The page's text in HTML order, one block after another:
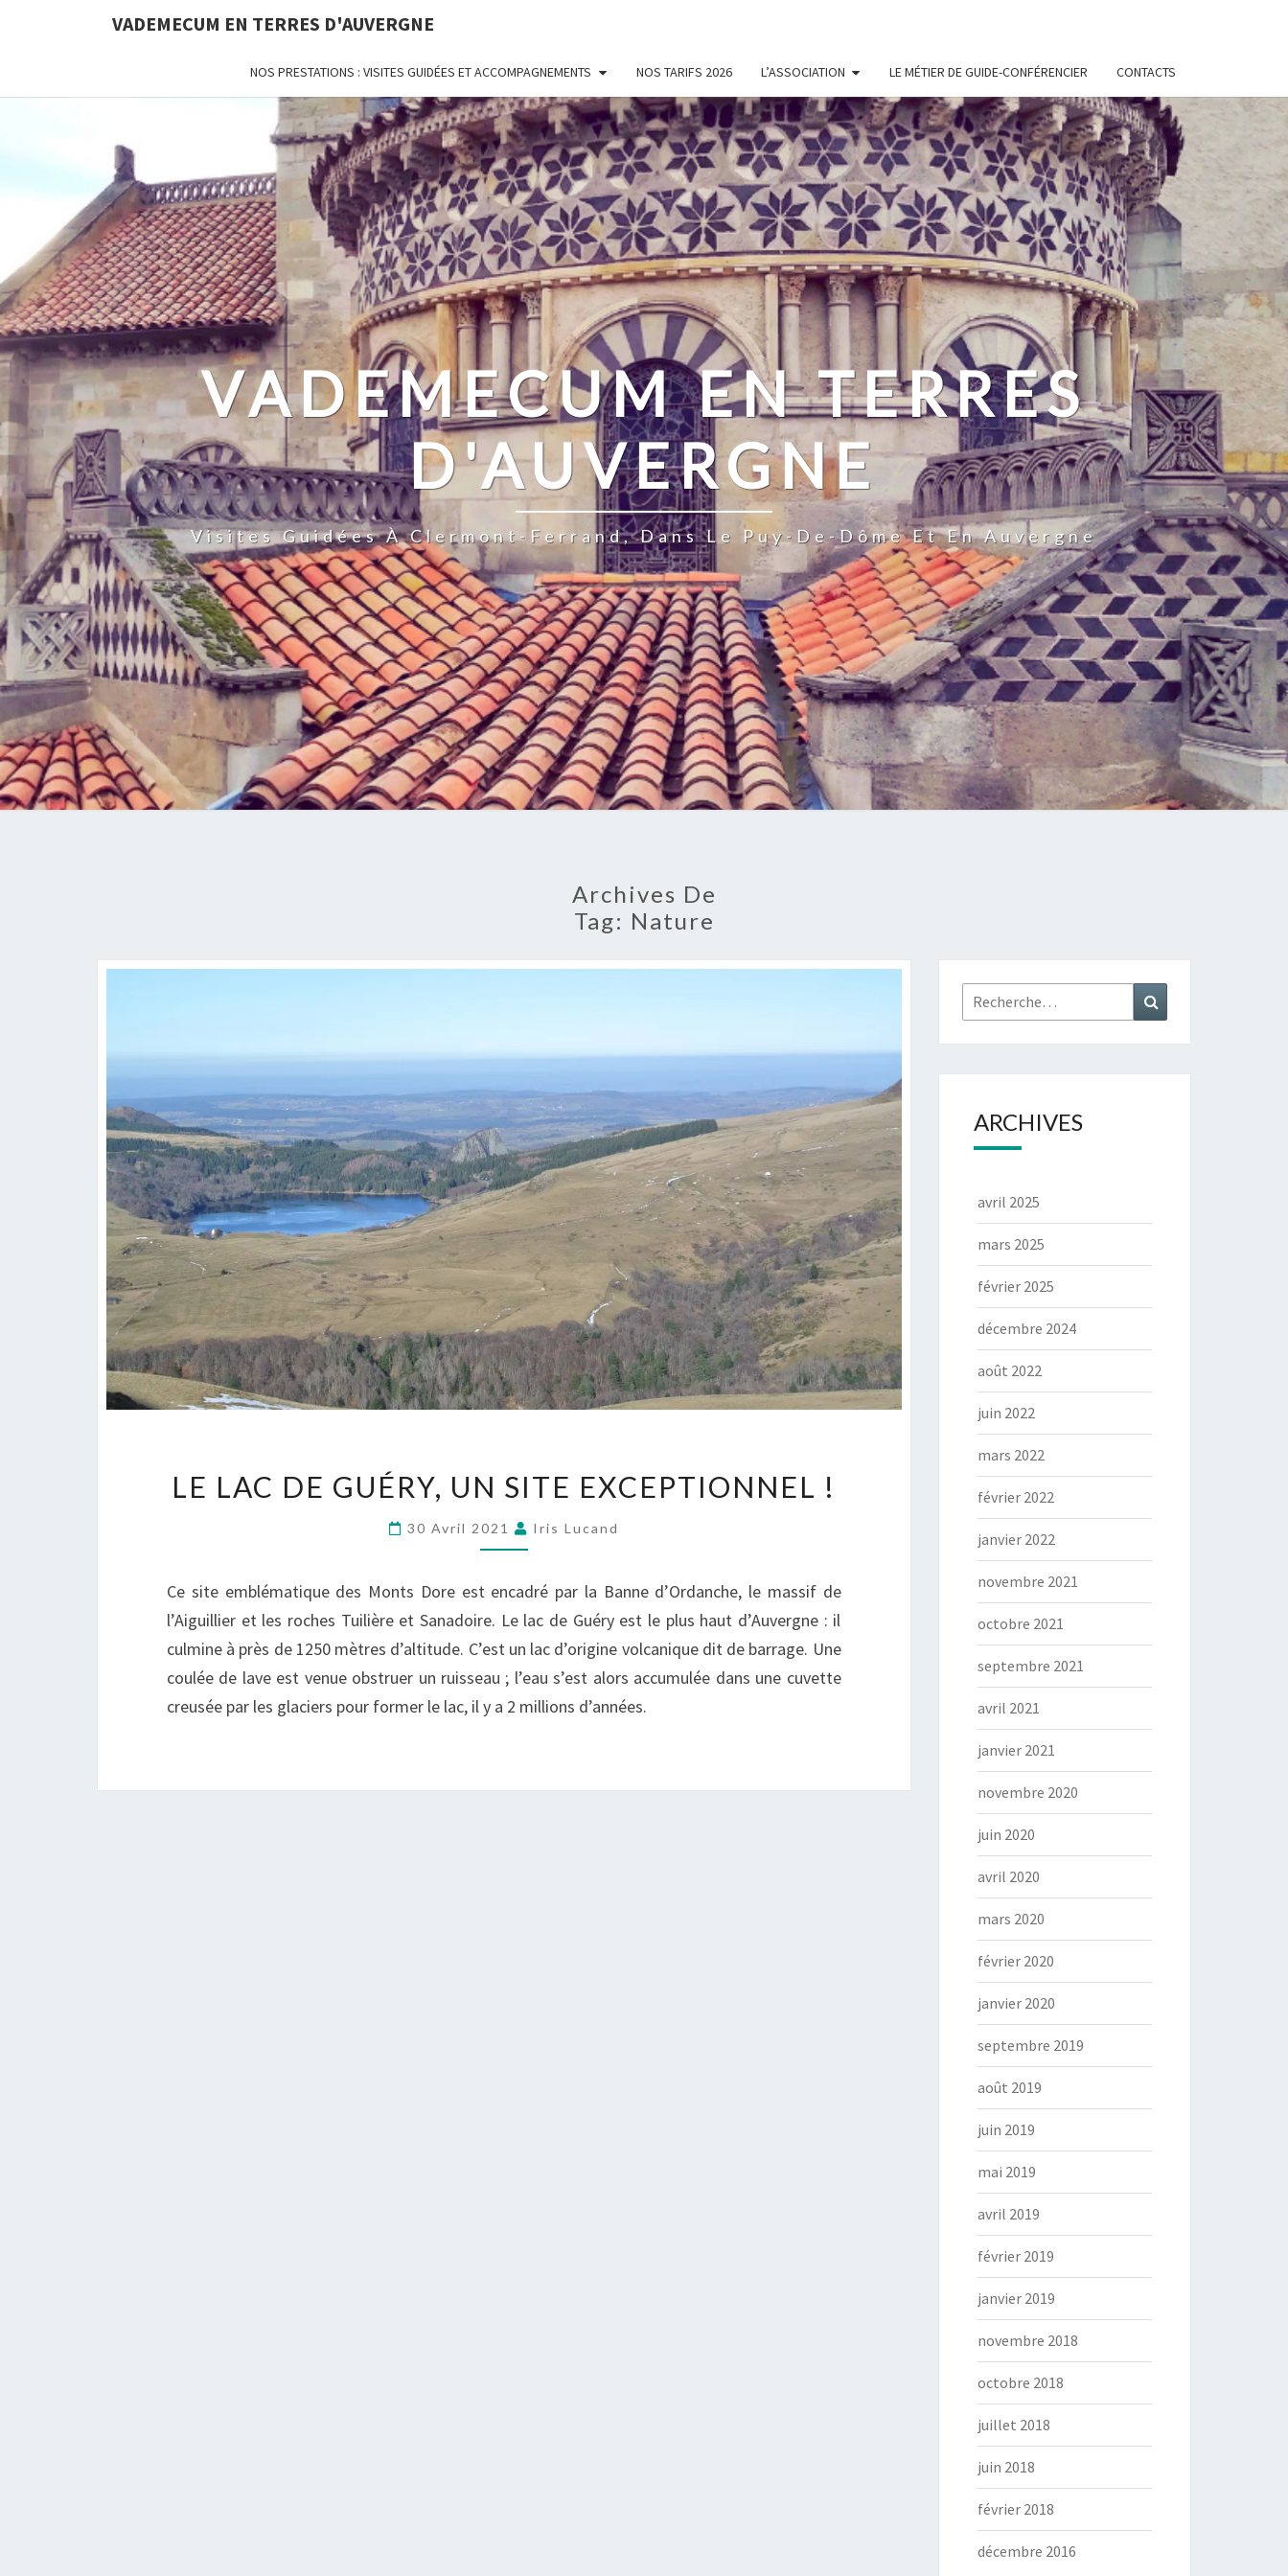
VADEMECUM EN TERRES D'AUVERGNE
NOS PRESTATIONS : VISITES GUIDÉES ET ACCOMPAGNEMENTS NOS TARIFS 2026 L’ASSOCIATION LE MÉTIER DE GUIDE-CONFÉRENCIER CONTACTS
VADEMECUM EN TERRES
D'AUVERGNE
Visites Guidées À Clermont-Ferrand, Dans Le Puy-De-Dôme Et En Auvergne
Archives De
Tag: Nature
LE LAC DE GUÉRY, UN SITE EXCEPTIONNEL !
30 Avril 2021 Iris Lucand
Ce site emblématique des Monts Dore est encadré par la Banne d’Ordanche, le massif de
l’Aiguillier et les roches Tuilière et Sanadoire. Le lac de Guéry est le plus haut d’Auvergne : il
culmine à près de 1250 mètres d’altitude. C’est un lac d’origine volcanique dit de barrage. Une
coulée de lave est venue obstruer un ruisseau ; l’eau s’est alors accumulée dans une cuvette
creusée par les glaciers pour former le lac, il y a 2 millions d’années.
ARCHIVES
avril 2025
mars 2025
février 2025
décembre 2024
août 2022
juin 2022
mars 2022
février 2022
janvier 2022
novembre 2021
octobre 2021
septembre 2021
avril 2021
janvier 2021
novembre 2020
juin 2020
avril 2020
mars 2020
février 2020
janvier 2020
septembre 2019
août 2019
juin 2019
mai 2019
avril 2019
février 2019
janvier 2019
novembre 2018
octobre 2018
juillet 2018
juin 2018
février 2018
décembre 2016